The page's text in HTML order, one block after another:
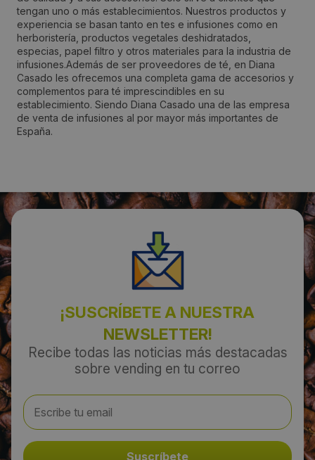
tengan uno o más establecimientos. Nuestros productos y
experiencia se basan tanto en tes e infusiones como en
herboristería, productos vegetales deshidratados,
especias, papel filtro y otros materiales para la industria de
infusiones.Además de ser proveedores de té, en Diana
Casado les ofrecemos una completa gama de accesorios y
complementos para té imprescindibles en su
establecimiento. Siendo Diana Casado una de las empresa
de venta de infusiones al por mayor más importantes de
España.
Responsable Marketing
Dirección:
Polígono Industrial Monte Boyal, Av. del Monte Boyal,
136,
Localidad:
Código Postal:
España
914033420
Email:
¡SUSCRÍBETE A NUESTRA
NEWSLETTER!
Recibe todas las noticias más destacadas
sobre vending en tu correo